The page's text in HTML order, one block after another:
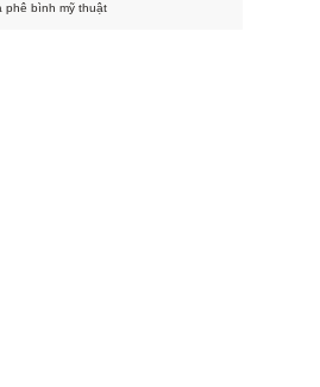
phê bình mỹ thuật